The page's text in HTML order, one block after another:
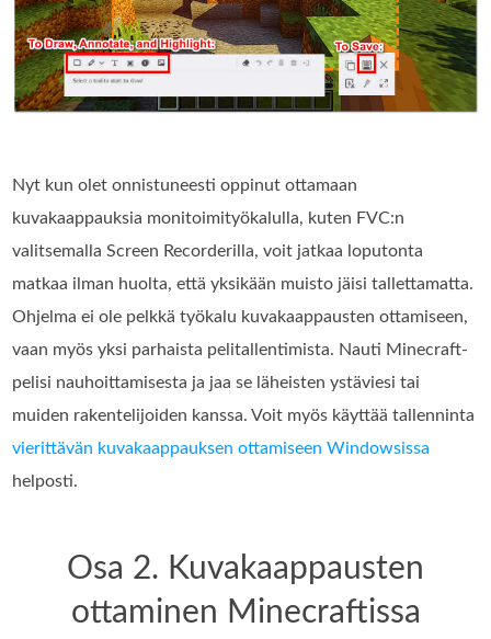
Nyt kun olet onnistuneesti oppinut ottamaan
kuvakaappauksia monitoimityökalulla, kuten FVC:n
valitsemalla Screen Recorderilla, voit jatkaa loputonta
matkaa ilman huolta, että yksikään muisto jäisi tallettamatta.
Ohjelma ei ole pelkkä työkalu kuvakaappausten ottamiseen,
vaan myös yksi parhaista pelitallentimista. Nauti Minecraft-
pelisi nauhoittamisesta ja jaa se läheisten ystäviesi tai
muiden rakentelijoiden kanssa. Voit myös käyttää tallenninta
vierittävän kuvakaappauksen ottamiseen Windowsissa
helposti.
Osa 2. Kuvakaappausten
ottaminen Minecraftissa